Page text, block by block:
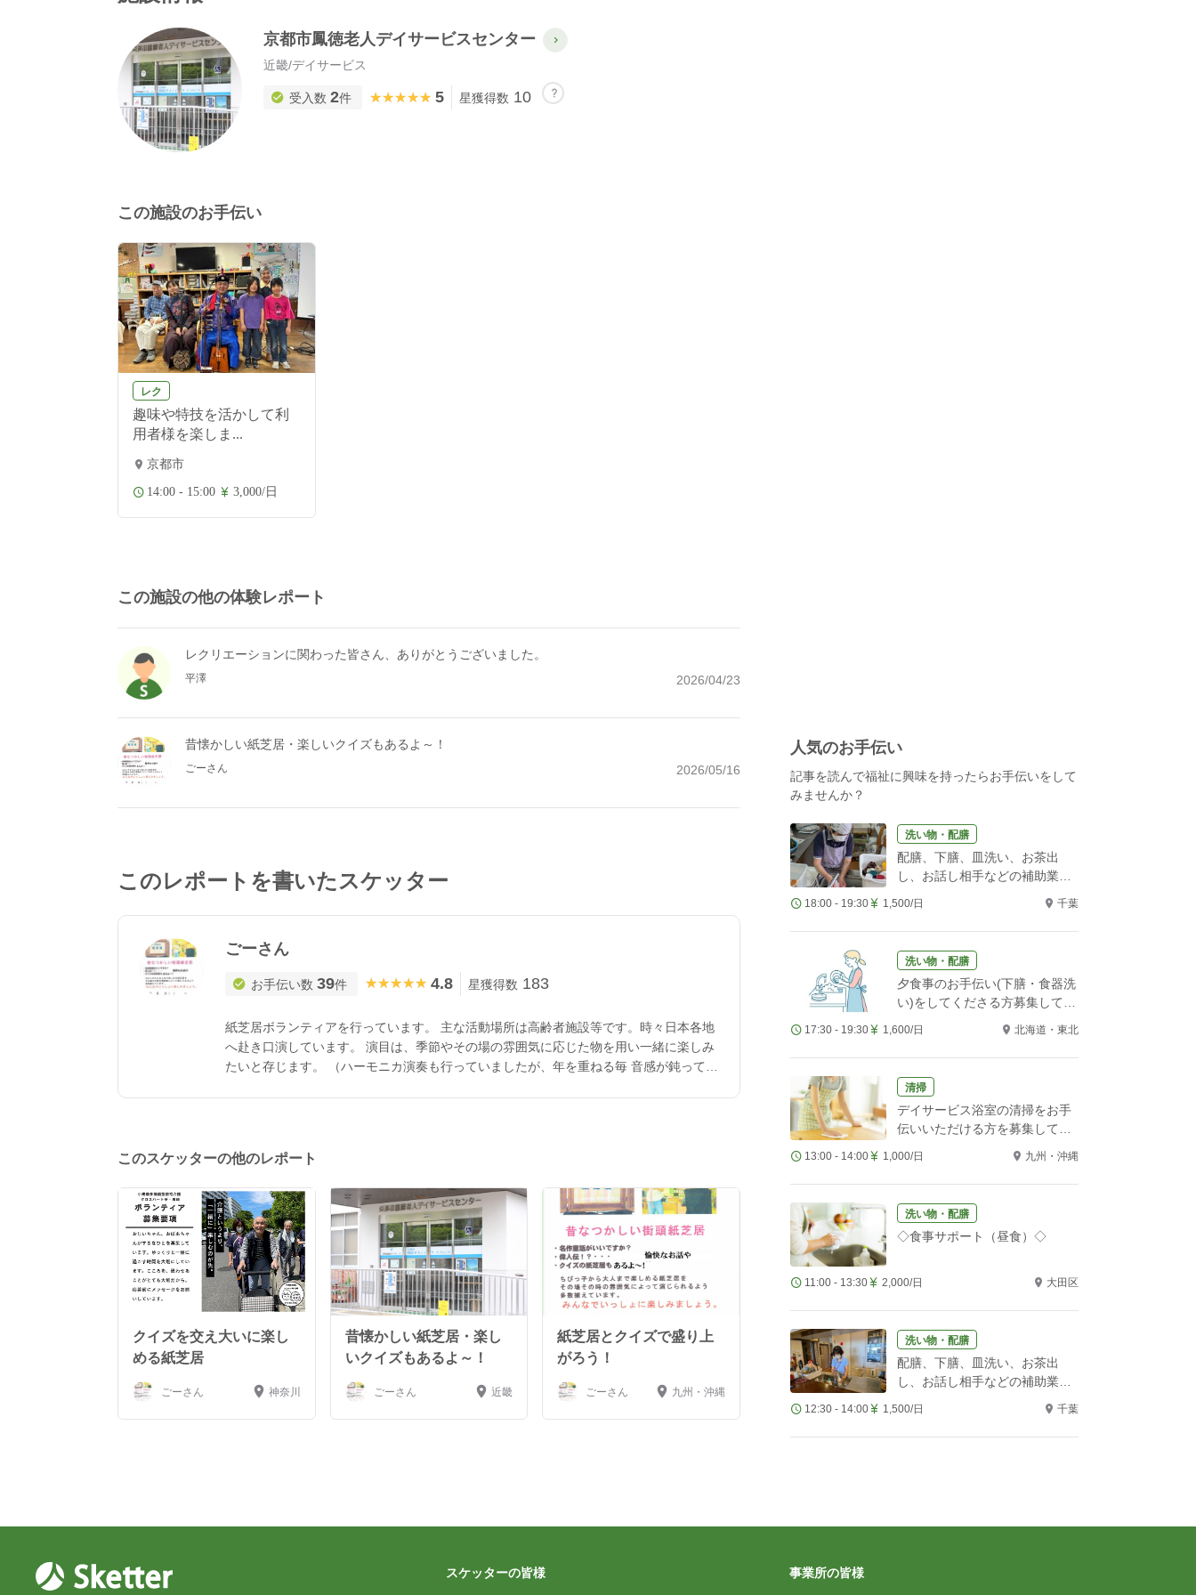
京都市鳳徳老人デイサービスセンター
近畿/デイサービス
受入数 2件 ★★★★★
★★★★★ 5 星獲得数 10
この施設のお手伝い
レク
趣味や特技を活かして利
用者様を楽しま...
京都市
14:00 - 15:00 3,000/日
この施設の他の体験レポート
レクリエーションに関わった皆さん、ありがとうございました。
平澤 2026/04/23
昔懐かしい紙芝居・楽しいクイズもあるよ～！
ごーさん 2026/05/16
このレポートを書いたスケッター
ごーさん
お手伝い数 39件 ★★★★★
★★★★★ 4.8 星獲得数 183
紙芝居ボランティアを行っています。 主な活動場所は高齢者施設等です。時々日本各地
へ赴き口演しています。 演目は、季節やその場の雰囲気に応じた物を用い一緒に楽しみ
たいと存じます。 （ハーモニカ演奏も行っていましたが、年を重ねる毎 音感が鈍ってき
このスケッターの他のレポート
クイズを交え大いに楽し
める紙芝居
ごーさん 神奈川
昔懐かしい紙芝居・楽し
いクイズもあるよ～！
ごーさん 近畿
紙芝居とクイズで盛り上
がろう！
ごーさん 九州・沖縄
人気のお手伝い
記事を読んで福祉に興味を持ったらお手伝いをして
みませんか？
洗い物・配膳
配膳、下膳、皿洗い、お茶出
し、お話し相手などの補助業務
18:00 - 19:30 1,500/日 千葉
洗い物・配膳
夕食事のお手伝い(下膳・食器洗
い)をしてくださる方募集してい
17:30 - 19:30 1,600/日 北海道・東北
清掃
デイサービス浴室の清掃をお手
伝いいただける方を募集してい
13:00 - 14:00 1,000/日 九州・沖縄
洗い物・配膳
◇食事サポート（昼食）◇
11:00 - 13:30 2,000/日 大田区
洗い物・配膳
配膳、下膳、皿洗い、お茶出
し、お話し相手などの補助業務
12:30 - 14:00 1,500/日 千葉
スケッターの皆様
事業所の皆様